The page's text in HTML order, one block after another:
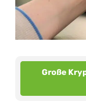
Große